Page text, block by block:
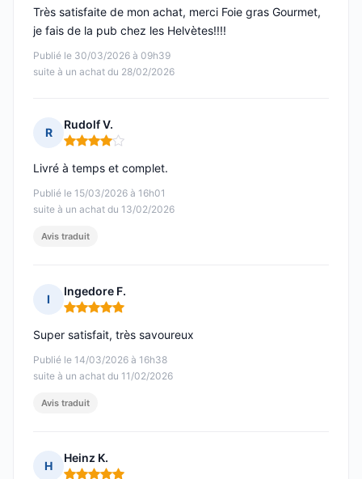
Publié le 30/03/2026 à 09h39
suite à un achat du 28/02/2026
Très satisfaite de mon achat, merci Foie gras Gourmet,
je fais de la pub chez les Helvètes!!!!
R
Rudolf V.
Note : 4 sur 5
Publié le 15/03/2026 à 16h01
suite à un achat du 13/02/2026
Livré à temps et complet.
Avis traduit
I
Ingedore F.
Note : 5 sur 5
Publié le 14/03/2026 à 16h38
suite à un achat du 11/02/2026
Super satisfait, très savoureux
Avis traduit
H
Heinz K.